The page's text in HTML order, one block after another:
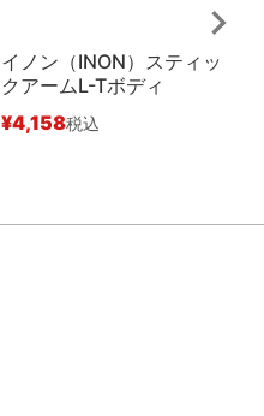
イノン（INON）スティッ
クアームL-Tボディ
¥4,158税込